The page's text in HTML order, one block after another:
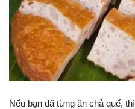
Nếu bạn đã từng ăn chả quế, thì